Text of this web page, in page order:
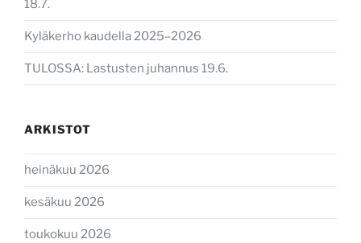
18.7.
Kyläkerho kaudella 2025–2026
TULOSSA: Lastusten juhannus 19.6.
ARKISTOT
heinäkuu 2026
kesäkuu 2026
toukokuu 2026